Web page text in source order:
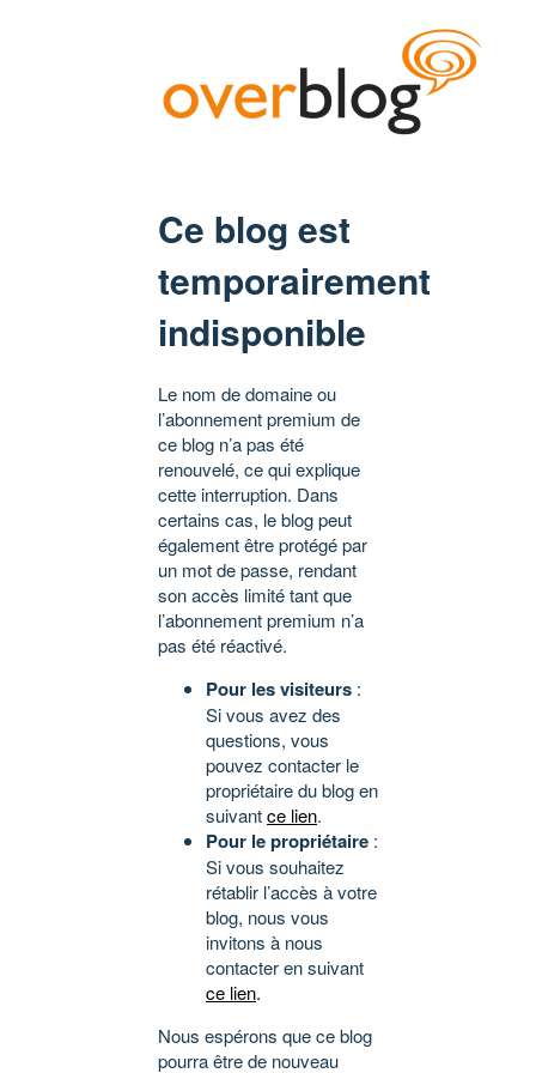
Ce blog est
temporairement
indisponible
Le nom de domaine ou
l’abonnement premium de
ce blog n’a pas été
renouvelé, ce qui explique
cette interruption. Dans
certains cas, le blog peut
également être protégé par
un mot de passe, rendant
son accès limité tant que
l’abonnement premium n’a
pas été réactivé.
Pour les visiteurs :
Si vous avez des
questions, vous
pouvez contacter le
propriétaire du blog en
suivantce lien.
Pour le propriétaire :
Si vous souhaitez
rétablir l’accès à votre
blog, nous vous
invitons à nous
contacter en suivant
ce lien.
Nous espérons que ce blog
pourra être de nouveau